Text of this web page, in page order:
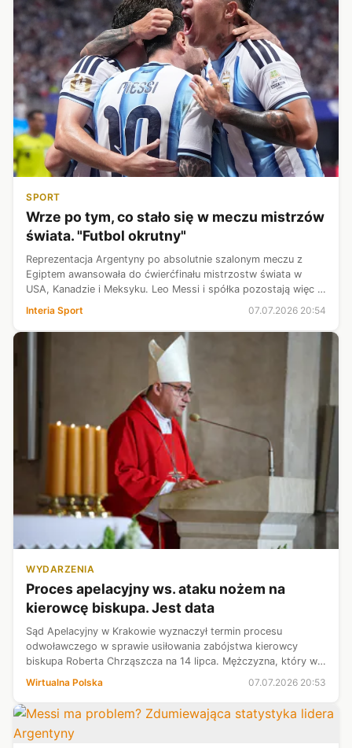
SPORT
Wrze po tym, co stało się w meczu mistrzów
świata. "Futbol okrutny"
Reprezentacja Argentyny po absolutnie szalonym meczu z
Egiptem awansowała do ćwierćfinału mistrzostw świata w
USA, Kanadzie i Meksyku. Leo Messi i spółka pozostają więc w
grze o obronę tytułu. Mecz oprócz wielkich emocji "przyniósł"
ze sobą także kon...
Interia Sport 07.07.2026 20:54
WYDARZENIA
Proces apelacyjny ws. ataku nożem na
kierowcę biskupa. Jest data
Sąd Apelacyjny w Krakowie wyznaczył termin procesu
odwoławczego w sprawie usiłowania zabójstwa kierowcy
biskupa Roberta Chrząszcza na 14 lipca. Mężczyzna, który w
Wirtualna Polska 07.07.2026 20:53